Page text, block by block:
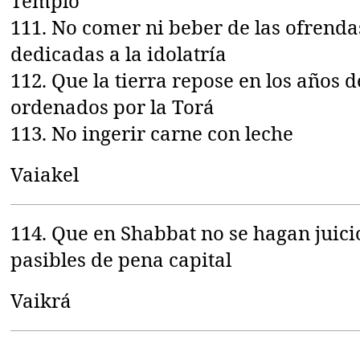
111. No comer ni beber de las
dedicadas a la idolatría
112. Que la tierra repose en los años
ordenados por la Torá
113. No ingerir carne con leche
Vaiakel
114. Que en Shabbat no se hagan
pasibles de pena capital
Vaikrá